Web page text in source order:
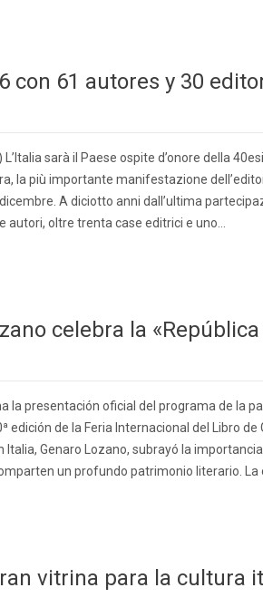
con 61 autores y 30
sarà il Paese ospite d’onore della
la più importante manifestazione
A diciotto anni dall’ultima
autori, oltre trenta case editrici e uno…
celebra la
la presentación oficial del programa de la
edición de la Feria Internacional del Libro de
Italia, Genaro Lozano, subrayó la
un profundo patrimonio literario. La
vitrina para la cultura